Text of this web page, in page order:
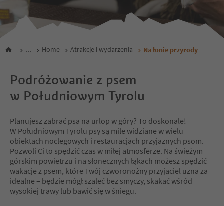
... Home Atrakcje i wydarzenia Na łonie przyrody
Podróżowanie z psem
w Południowym Tyrolu
Planujesz zabrać psa na urlop w góry? To doskonale!
W Południowym Tyrolu psy są mile widziane w wielu
obiektach noclegowych i restauracjach przyjaznych psom.
Pozwoli Ci to spędzić czas w miłej atmosferze. Na świeżym
górskim powietrzu i na słonecznych łąkach możesz spędzić
wakacje z psem, które Twój czworonożny przyjaciel uzna za
idealne – będzie mógł szaleć bez smyczy, skakać wśród
wysokiej trawy lub bawić się w śniegu.